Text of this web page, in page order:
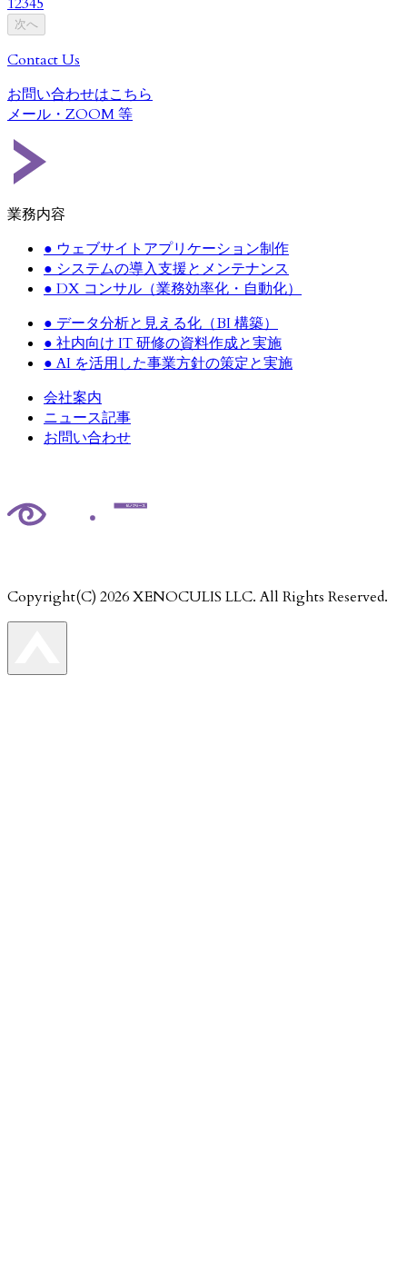
次へ
Contact Us
お問い合わせはこちら
メール・ ZOOM等
業務内容
● ウェブサイトアプリケーション制作
● システムの導入支援とメンテナンス
● DX コンサル（業務効率化・自動化）
● データ分析と見える化（BI 構築）
● 社内向け IT 研修の資料作成と実施
●AI を活用した事業方針の策定と実施
会社案内
ニュース記事
お問い合わせ
Copyright(C) 2026XENOCULIS LLC. All Rights Reserved.